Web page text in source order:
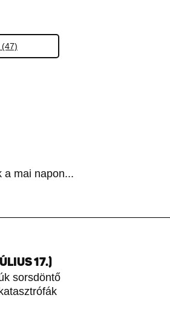
a mai napon...
17.)
sorsdöntő